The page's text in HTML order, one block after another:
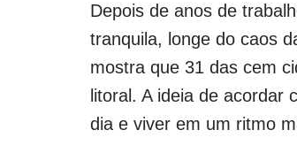
Depois de anos de
tranquila, longe do caos
mostra que 31 das cem
litoral. A ideia de acordar
dia e viver em um ritmo